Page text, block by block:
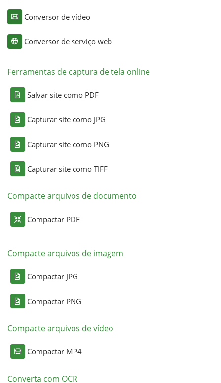
Conversor de vídeo
Conversor de serviço web
Ferramentas de captura de tela online
Salvar site como PDF
Capturar site como JPG
Capturar site como PNG
Capturar site como TIFF
Compacte arquivos de documento
Compactar PDF
Compacte arquivos de imagem
Compactar JPG
Compactar PNG
Compacte arquivos de vídeo
Compactar MP4
Converta com OCR